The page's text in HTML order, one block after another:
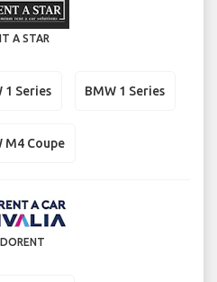
A STAR
1 Series BMW 1 Series
M4 Coupe